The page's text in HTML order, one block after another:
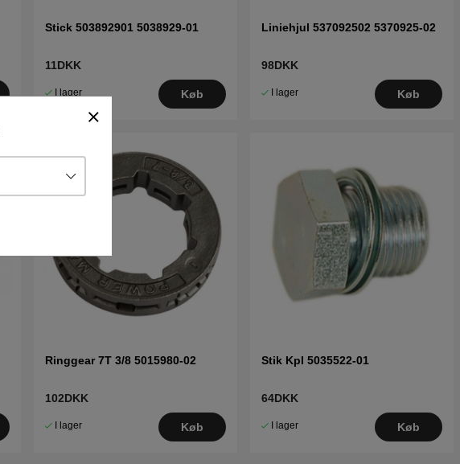
Stick 503892901 5038929-01
11DKK
I lager Køb
Liniehjul 537092502 5370925-02
98DKK
I lager Køb
Ringgear 7T 3/8 5015980-02
102DKK
I lager Køb
Stik Kpl 5035522-01
64DKK
I lager Køb